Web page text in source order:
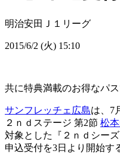
明治安田Ｊ１リーグ
2015/6/2 (火) 15:10
共に特典満載のお得なパス
サンフレッチェ広島は、7
２ｎｄステージ 第2節 松
対象とした『２ｎｄシー
申込受付を3日より開始す